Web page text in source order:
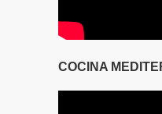
COCINA